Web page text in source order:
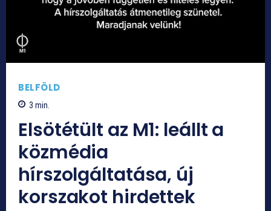
BELFÖLD
3 min.
Elsötétült az M1: leállt a
közmédia
hírszolgáltatása, új
korszakot hirdettek